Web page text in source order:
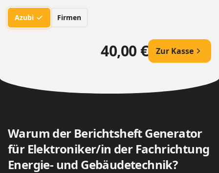
Azubi Firmen
40,00 € Zur Kasse
Warum der Berichtsheft Generator
für Elektroniker/in der Fachrichtung
Energie- und Gebäudetechnik?